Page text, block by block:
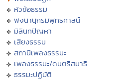
หัวข้อธรรม
พจนานุกรมพุทธศาสน์
มิลินทปัญหา
เสียงธรรม
สถานีเพลงธรรมะ
เพลงธรรมะ/ดนตรีสมาธิ
ธรรมะปฏิบัติ